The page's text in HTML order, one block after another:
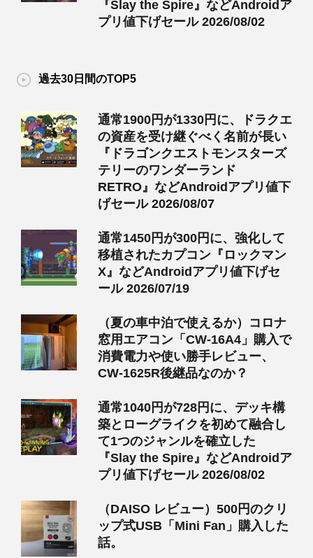
『Slay the Spire』などAndroidア
プリ値下げセール 2026/08/02
過去30日間のTOP5
通常1900円が1330円に、ドラクエ
の資産を受け継ぐべく名前が長い
『ドラゴンクエストモンスターズ
テリーのワンダーランド
RETRO』などAndroidアプリ値下
げセール 2026/08/07
通常1450円が300円に、強化して
移植されたカプコン『ロックマン
X』などAndroidアプリ値下げセ
ール 2026/07/19
（夏の車中泊で使えるか）コロナ
窓用エアコン「CW-16A4」購入で
消費電力や使い勝手レビュー、
CW-1625R後継品なのか？
通常1040円が728円に、デッキ構
築とローグライクを初めて融合し
て1つのジャンルを確立した
『Slay the Spire』などAndroidア
プリ値下げセール 2026/08/02
（DAISO レビュー）500円のクリ
ップ式USB「Mini Fan」購入した
話。